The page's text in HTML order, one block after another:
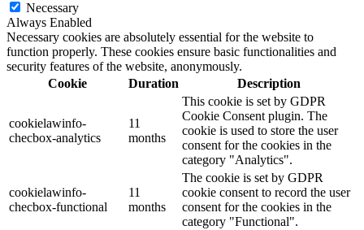
Necessary
Always Enabled
Necessary cookies are absolutely essential for the website to
function properly. These cookies ensure basic functionalities and
security features of the website, anonymously.
Cookie
Duration Description
cookielawinfo-
checbox-analytics
11
months
This cookie is set by GDPR
Cookie Consent plugin. The
cookie is used to store the user
consent for the cookies in the
category "Analytics".
cookielawinfo-
checbox-functional
11
months
The cookie is set by GDPR
cookie consent to record the user
consent for the cookies in the
category "Functional".